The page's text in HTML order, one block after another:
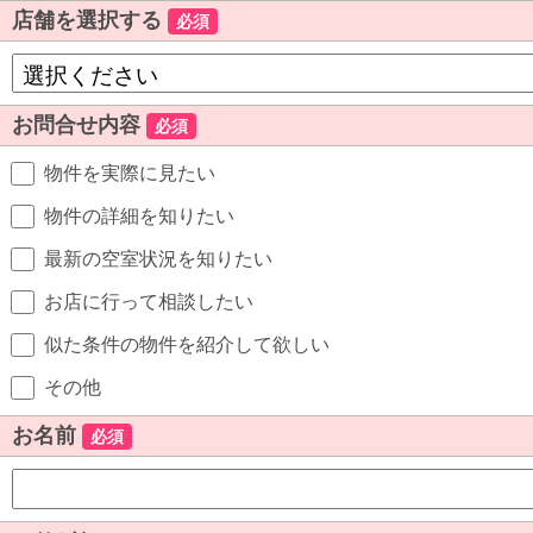
店舗を選択する 必須
お問合せ内容 必須
物件を実際に見たい
物件の詳細を知りたい
最新の空室状況を知りたい
お店に行って相談したい
似た条件の物件を紹介して欲しい
その他
お名前 必須